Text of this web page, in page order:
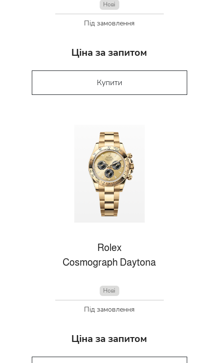
Нові
Під замовлення
Ціна за запитом
Купити
Rolex
Cosmograph Daytona
Нові
Під замовлення
Ціна за запитом